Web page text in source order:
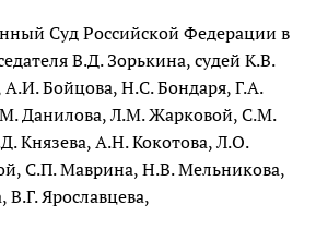
Суд Российской Федерации в
В.Д. Зорькина, судей К.В.
А.И. Бойцова, Н.С. Бондаря, Г.А.
Данилова, Л.М. Жарковой, С.М.
Князева, А.Н. Кокотова, Л.О.
С.П. Маврина, Н.В. Мельникова,
Ярославцева,